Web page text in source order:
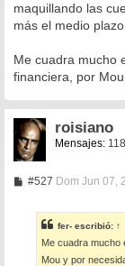
maquillando las
más el medio
Me cuadra mucho
financiera, por
roisiano
Mensajes:
#527M
s
a
j
e
Dom Jun 07,
fer- escribió: ↑
Me cuadra mucho
Mou y por